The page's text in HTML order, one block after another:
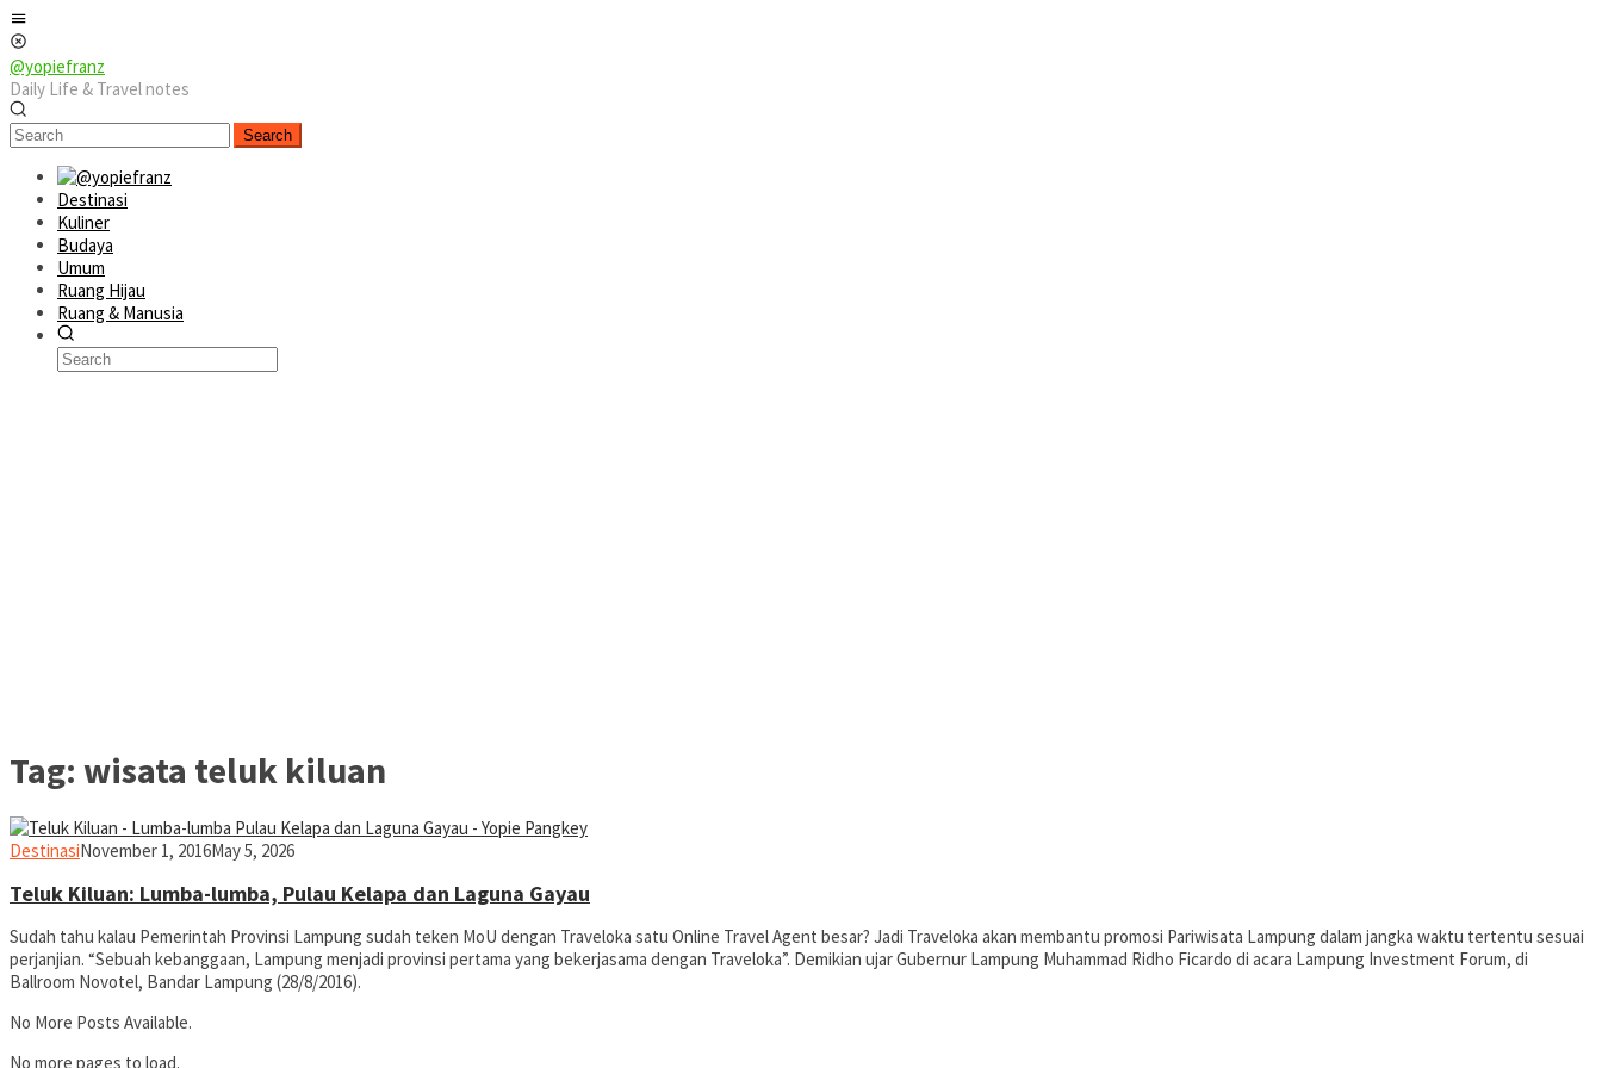
Skip
to
content
@yopiefranz
Daily Life & Travel notes
Search
Destinasi
Kuliner
Budaya
Umum
Ruang Hijau
Ruang & Manusia
Tag: wisata teluk kiluan
Destinasiyopiefranz
November 1, 2016May 5, 2026
Teluk Kiluan: Lumba-lumba, Pulau Kelapa dan Laguna Gayau
Sudah tahu kalau Pemerintah Provinsi Lampung sudah teken MoU dengan Traveloka satu Online Travel Agent besar? Jadi Traveloka akan membantu promosi Pariwisata Lampung dalam jangka waktu tertentu sesuai
perjanjian. “Sebuah kebanggaan, Lampung menjadi provinsi pertama yang bekerjasama dengan Traveloka”. Demikian ujar Gubernur Lampung Muhammad Ridho Ficardo di acara Lampung Investment Forum, di
Ballroom Novotel, Bandar Lampung (28/8/2016).
No More Posts Available.
No more pages to load.